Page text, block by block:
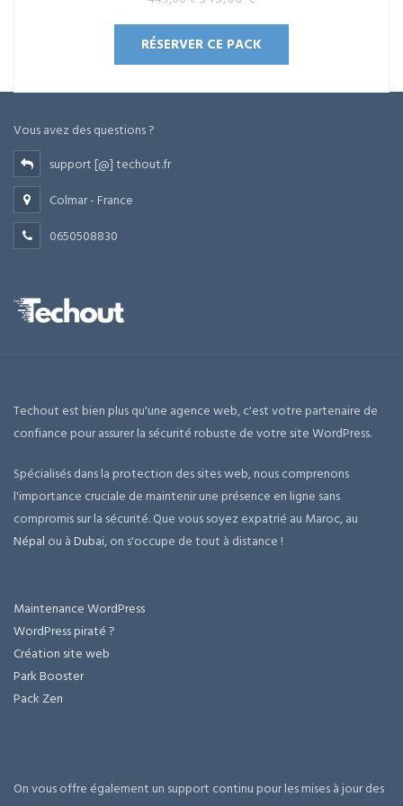
sur 5
prix
initial
était :
449,00 €.
prix
actuel
est :
349,00 €.
RÉSERVER CE PACK
Vous avez des questions ?
support [@] techout.fr
Colmar - France
0650508830
Techout est bien plus qu'une agence web, c'est votre partenaire de
confiance pour assurer la sécurité robuste de votre site WordPress.
Spécialisés dans la protection des sites web, nous comprenons
l'importance cruciale de maintenir une présence en ligne sans
compromis sur la sécurité. Que vous soyez expatrié au Maroc, au
Népal ou àDubai, on s'occupe de tout à distance !
Maintenance WordPress
WordPress piraté ?
Création site web
Park Booster
Pack Zen
On vous offre également un support continu pour les mises à jour des